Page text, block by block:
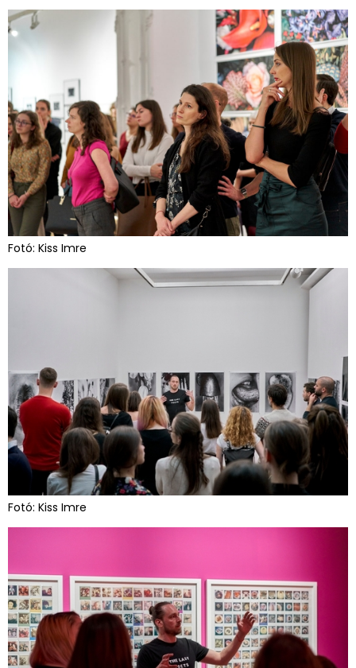
Fotó: Kiss Imre
Fotó: Kiss Imre